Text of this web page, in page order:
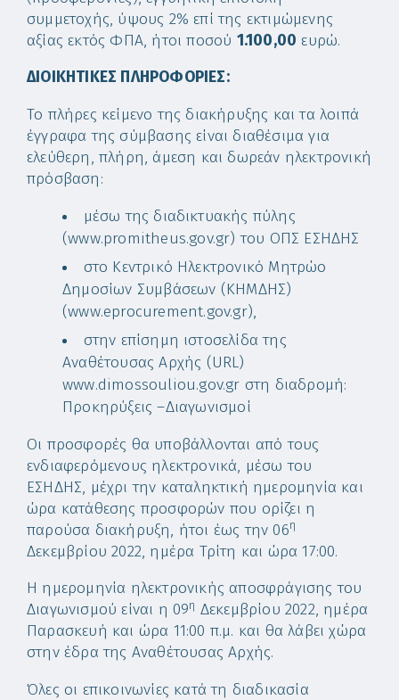
συμμετοχής, ύψους 2% επί της εκτιμώμενης
αξίας εκτός ΦΠΑ, ήτοι ποσού 1.100,00 ευρώ.
ΔΙΟΙΚΗΤΙΚΕΣ ΠΛΗΡΟΦΟΡΙΕΣ:
Το πλήρες κείμενο της διακήρυξης και τα λοιπά
έγγραφα της σύμβασης είναι διαθέσιμα για
ελεύθερη, πλήρη, άμεση και δωρεάν ηλεκτρονική
πρόσβαση:
μέσω της διαδικτυακής πύλης
(www.promitheus.gov.gr) του ΟΠΣ ΕΣΗΔΗΣ
στο Κεντρικό Ηλεκτρονικό Μητρώο
Δημοσίων Συμβάσεων (ΚΗΜΔΗΣ)
(www.eprocurement.gov.gr),
στην επίσημη ιστοσελίδα της
Αναθέτουσας Αρχής (URL)
www.dimossouliou.gov.gr στη διαδρομή:
Προκηρύξεις –Διαγωνισμοί
Οι προσφορές θα υποβάλλονται από τους
ενδιαφερόμενους ηλεκτρονικά, μέσω του
ΕΣΗΔΗΣ, μέχρι την καταληκτική ημερομηνία και
ώρα κατάθεσης προσφορών που ορίζει η
παρούσα διακήρυξη, ήτοι έως την 06η
Δεκεμβρίου 2022, ημέρα Τρίτη και ώρα 17:00.
Η ημερομηνία ηλεκτρονικής αποσφράγισης του
Διαγωνισμού είναι η 09η Δεκεμβρίου 2022, ημέρα
Παρασκευή και ώρα 11:00 π.μ. και θα λάβει χώρα
στην έδρα της Αναθέτουσας Αρχής.
Όλες οι επικοινωνίες κατά τη διαδικασία